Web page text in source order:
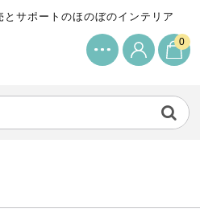
とサポートのほのぼのインテリア
0